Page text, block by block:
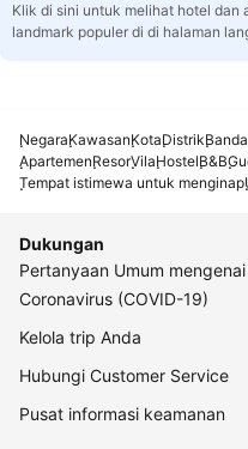
Klik di sini untuk melihat hotel dan
landmark populer di di halaman
NegaraKawasanKotaDistrik
ApartemenResorVilaHostelB&B
Tempat istimewa untuk menginap
Dukungan
Pertanyaan Umum mengenai
Coronavirus (COVID-19)
Kelola trip Anda
Hubungi Customer Service
Pusat informasi keamanan